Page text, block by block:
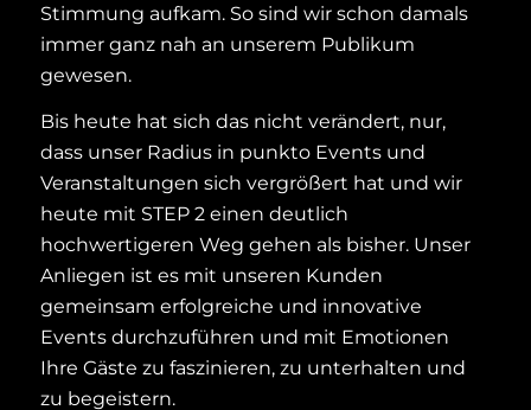
Stimmung aufkam. So sind wir schon damals
immer ganz nah an unserem Publikum
gewesen.
Bis heute hat sich das nicht verändert, nur,
dass unser Radius in punkto Events und
Veranstaltungen sich vergrößert hat und wir
heute mit STEP 2 einen deutlich
hochwertigeren Weg gehen als bisher. Unser
Anliegen ist es mit unseren Kunden
gemeinsam erfolgreiche und innovative
Events durchzuführen und mit Emotionen
Ihre Gäste zu faszinieren, zu unterhalten und
zu begeistern.